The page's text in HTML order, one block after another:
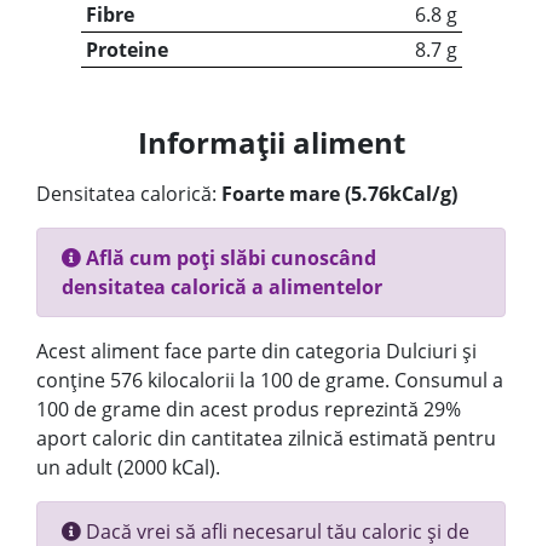
Fibre
6.8 g
Proteine
8.7 g
Informații aliment
Densitatea calorică: Foarte mare (5.76kCal/g)
Află cum poți slăbi cunoscând
densitatea calorică a alimentelor
Acest aliment face parte din categoria Dulciuri și
conține 576 kilocalorii la 100 de grame. Consumul a
100 de grame din acest produs reprezintă 29%
aport caloric din cantitatea zilnică estimată pentru
un adult (2000 kCal).
Dacă vrei să afli necesarul tău caloric și de